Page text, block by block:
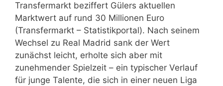
Transfermarkt beziffert Gülers aktuellen
Marktwert auf rund 30 Millionen Euro
(Transfermarkt – Statistikportal). Nach seinem
Wechsel zu Real Madrid sank der Wert
zunächst leicht, erholte sich aber mit
zunehmender Spielzeit – ein typischer Verlauf
für junge Talente, die sich in einer neuen Liga